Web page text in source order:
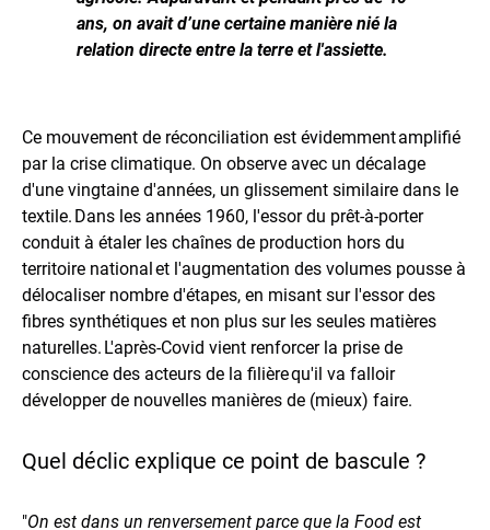
ans, on avait d’une certaine manière nié la
relation directe entre la terre et l'assiette.
Ce mouvement de réconciliation est évidemment amplifié
par la crise climatique. On observe avec un décalage
d'une vingtaine d'années, un glissement similaire dans le
textile. Dans les années 1960, l'essor du prêt-à-porter
conduit à étaler les chaînes de production hors du
territoire national et l'augmentation des volumes pousse à
délocaliser nombre d'étapes, en misant sur l'essor des
fibres synthétiques et non plus sur les seules matières
naturelles. L'après-Covid vient renforcer la prise de
conscience des acteurs de la filière qu'il va falloir
développer de nouvelles manières de (mieux) faire.
Quel déclic explique ce point de bascule ?
"On est dans un renversement parce que la Food est